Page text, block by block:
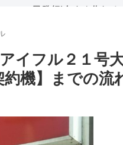
日発行|今すぐ作れる
ドを紹介
イフル２１号
機】までの流